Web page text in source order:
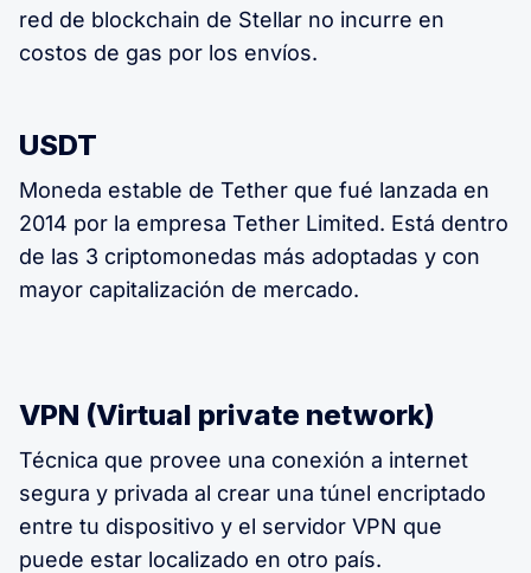
red de blockchain de Stellar no incurre en
costos de gas por los envíos.
USDT
Moneda estable de Tether que fué lanzada en
2014 por la empresa Tether Limited. Está dentro
de las 3 criptomonedas más adoptadas y con
mayor capitalización de mercado.
VPN (Virtual private network)
Técnica que provee una conexión a internet
segura y privada al crear una túnel encriptado
entre tu dispositivo y el servidor VPN que
puede estar localizado en otro país.